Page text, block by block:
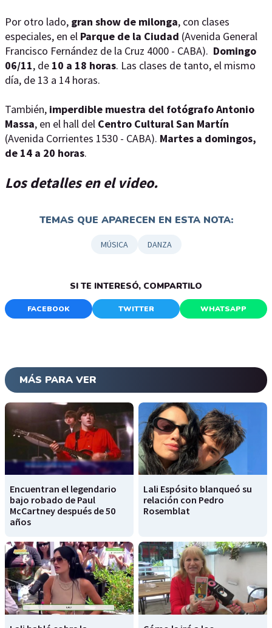
Por otro lado, gran show de milonga, con clases
especiales, en el Parque de la Ciudad (Avenida General
Francisco Fernández de la Cruz 4000 - CABA). Domingo
06/11, de 10 a 18 horas. Las clases de tanto, el mismo
día, de 13 a 14 horas.
También, imperdible muestra del fotógrafo Antonio
Massa, en el hall del Centro Cultural San Martín
(Avenida Corrientes 1530 - CABA). Martes a domingos,
de 14 a 20 horas.
Los detalles en el video.
TEMAS QUE APARECEN EN ESTA NOTA:
MÚSICA DANZA
SI TE INTERESÓ, COMPARTILO
FACEBOOK TWITTER WHATSAPP
MÁS PARA VER
Encuentran el legendario
bajo robado de Paul
McCartney después de 50
años
Lali Espósito blanqueó su
relación con Pedro
Rosemblat